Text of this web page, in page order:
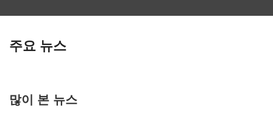
주요 뉴스
많이 본 뉴스